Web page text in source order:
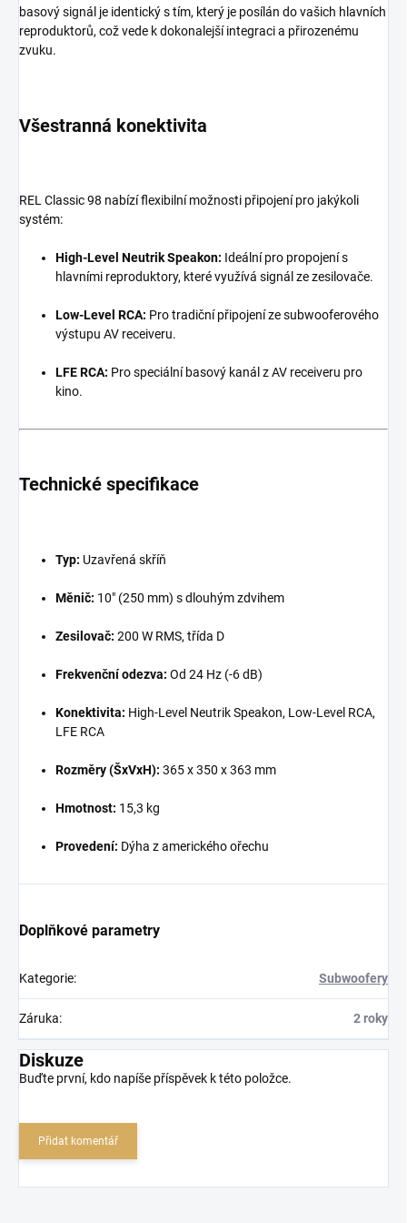
basový signál je identický s tím, který je posílán do vašich hlavních
reproduktorů, což vede k dokonalejší integraci a přirozenému
zvuku.
Všestranná konektivita
REL Classic 98 nabízí flexibilní možnosti připojení pro jakýkoli
systém:
High-Level Neutrik Speakon: Ideální pro propojení s
hlavními reproduktory, které využívá signál ze zesilovače.
Low-Level RCA: Pro tradiční připojení ze subwooferového
výstupu AV receiveru.
LFE RCA: Pro speciální basový kanál z AV receiveru pro
kino.
Technické specifikace
Typ: Uzavřená skříň
Měnič: 10" (250 mm) s dlouhým zdvihem
Zesilovač: 200 W RMS, třída D
Frekvenční odezva: Od 24 Hz (-6 dB)
Konektivita: High-Level Neutrik Speakon, Low-Level RCA,
LFE RCA
Rozměry (ŠxVxH): 365 x 350 x 363 mm
Hmotnost: 15,3 kg
Provedení: Dýha z amerického ořechu
Doplňkové parametry
Kategorie: Subwoofery
Záruka: 2 roky
Diskuze
Buďte první, kdo napíše příspěvek k této položce.
Přidat komentář